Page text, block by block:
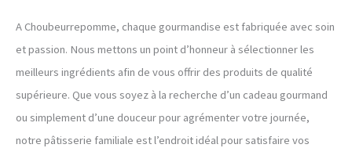
A Choubeurrepomme, chaque gourmandise est fabriquée avec soin
et passion. Nous mettons un point d’honneur à sélectionner les
meilleurs ingrédients afin de vous offrir des produits de qualité
supérieure. Que vous soyez à la recherche d’un cadeau gourmand
ou simplement d’une douceur pour agrémenter votre journée,
notre pâtisserie familiale est l’endroit idéal pour satisfaire vos